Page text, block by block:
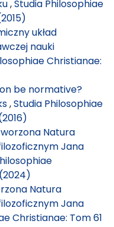
,Studia Philosophiae
układ
nauki
Christianae:
be normative?
,Studia Philosophiae
Natura
Jana
Natura
Jana
Christianae: Tom 61